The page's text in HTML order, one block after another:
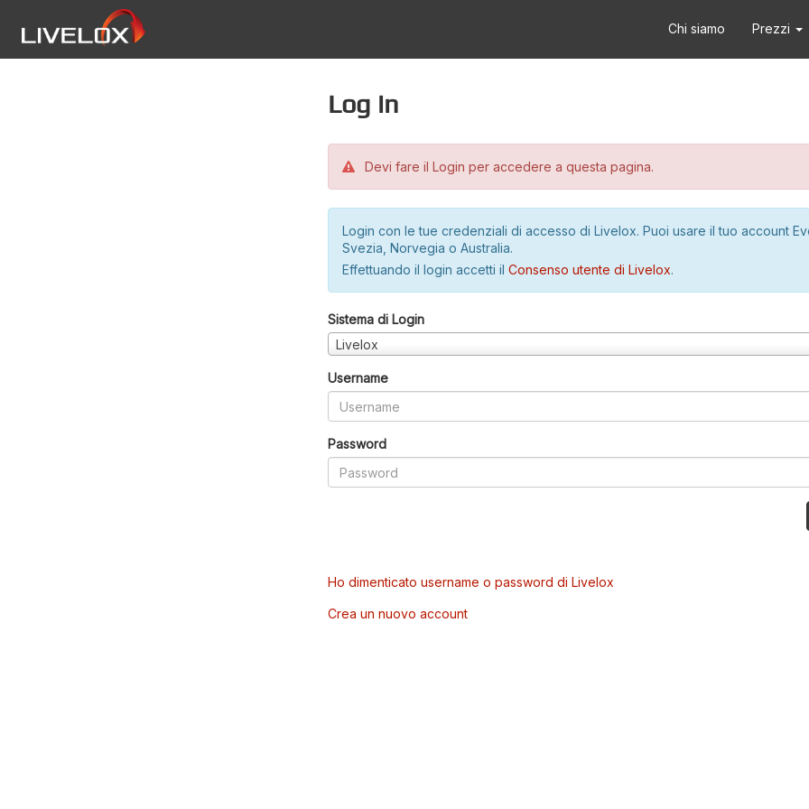
Chi siamo Prezzi
Log in
Devi fare il Login per accedere a questa pagina.
Login con le tue credenziali di accesso di Livelox. Puoi usare il tuo account
Svezia, Norvegia o Australia.
Effettuando il login accetti il Consenso utente di Livelox.
Sistema di Login
Livelox
Username
Password
Ho dimenticato username o password di Livelox
Crea un nuovo account